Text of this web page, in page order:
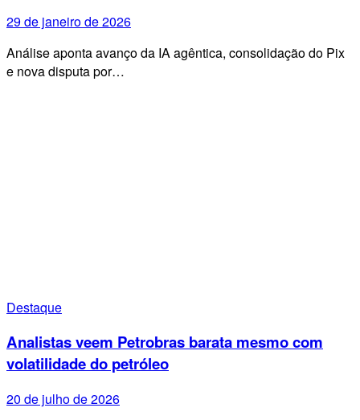
29 de janeiro de 2026
Análise aponta avanço da IA agêntica, consolidação do Pix
e nova disputa por…
Destaque
Analistas veem Petrobras barata mesmo com
volatilidade do petróleo
20 de julho de 2026